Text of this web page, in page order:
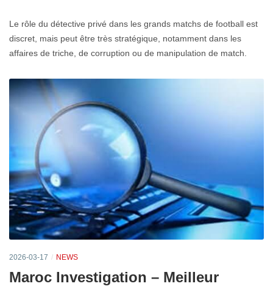
Le rôle du détective privé dans les grands matchs de football est
discret, mais peut être très stratégique, notamment dans les
affaires de triche, de corruption ou de manipulation de match.
2026-03-17 NEWS
Maroc Investigation – Meilleur